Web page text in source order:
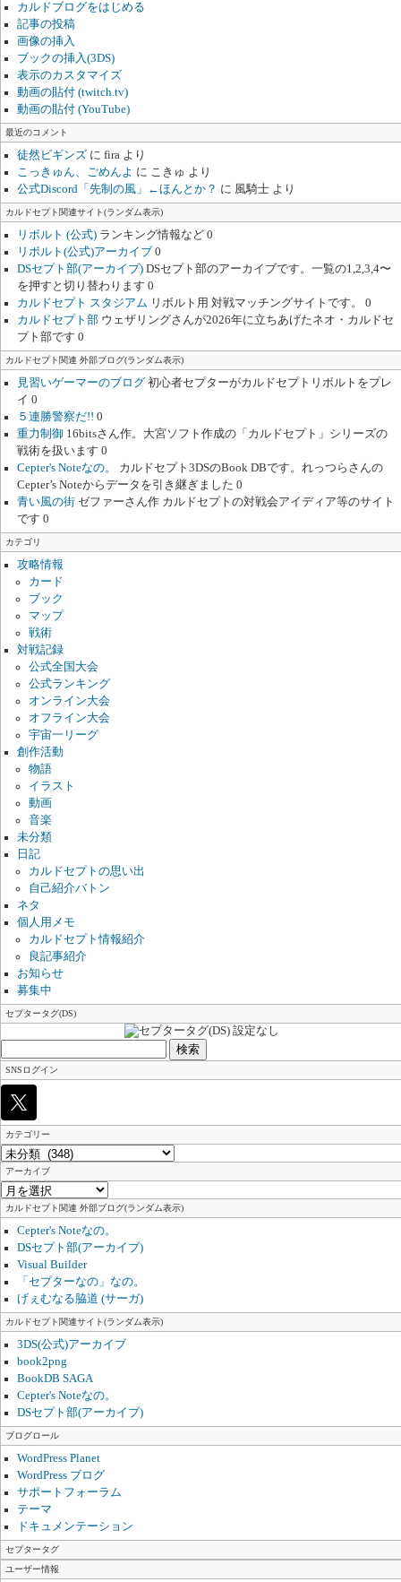
カルドブログをはじめる
記事の投稿
画像の挿入
ブックの挿入(3DS)
表示のカスタマイズ
動画の貼付 (twitch.tv)
動画の貼付 (YouTube)
最近のコメント
徒然ビギンズ に fira より
こっきゅん、ごめんよ に こきゅ より
公式Discord「先制の風」←ほんとか？ に 風騎士 より
カルドセプト関連サイト(ランダム表示)
リボルト (公式) ランキング情報など 0
リボルト(公式)アーカイブ 0
DSセプト部(アーカイブ) DSセプト部のアーカイブです。一覧の1,2,3,4〜
を押すと切り替わります 0
カルドセプト スタジアム リボルト用 対戦マッチングサイトです。 0
カルドセプト部 ウェザリングさんが2026年に立ちあげたネオ・カルドセ
プト部です 0
カルドセプト関連 外部ブログ(ランダム表示)
見習いゲーマーのブログ 初心者セプターがカルドセプトリボルトをプレ
イ 0
５連勝警察だ!! 0
重力制御 16bitsさん作。大宮ソフト作成の「カルドセプト」シリーズの
戦術を扱います 0
Cepter's Noteなの。
カルドセプト3DSのBook DBです。れっつらさんの
Cepter’s Noteからデータを引き継ぎました 0
青い風の街 ゼファーさん作 カルドセプトの対戦会アイディア等のサイト
です 0
カテゴリ
攻略情報
カード
ブック
マップ
戦術
対戦記録
公式全国大会
公式ランキング
オンライン大会
オフライン大会
宇宙一リーグ
創作活動
物語
イラスト
動画
音楽
未分類
日記
カルドセプトの思い出
自己紹介バトン
ネタ
個人用メモ
カルドセプト情報紹介
良記事紹介
お知らせ
募集中
セプタータグ(DS)
索:
SNSログイン
カテゴリー
カ
テ
ゴ
リ
ー
アーカイブ
ア
ー
カ
イ
ブ
カルドセプト関連 外部ブログ(ランダム表示)
Cepter's Noteなの。
DSセプト部(アーカイブ)
Visual Builder
「セプターなの」なの。
げぇむなる脇道 (サーガ)
カルドセプト関連サイト(ランダム表示)
3DS(公式)アーカイブ
book2png
BookDB SAGA
Cepter's Noteなの。
DSセプト部(アーカイブ)
ブログロール
WordPress Planet
WordPress ブログ
サポートフォーラム
テーマ
ドキュメンテーション
セプタータグ
ユーザー情報